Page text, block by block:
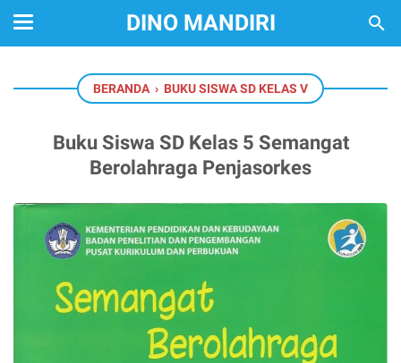
DINO MANDIRI
BERANDA › BUKU SISWA SD KELAS V
Buku Siswa SD Kelas 5 Semangat
Berolahraga Penjasorkes